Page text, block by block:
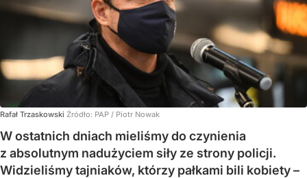
Rafał Trzaskowski Źródło: PAP / Piotr Nowak
W ostatnich dniach mieliśmy do czynienia
z absolutnym nadużyciem siły ze strony policji.
Widzieliśmy tajniaków, którzy pałkami bili kobiety –